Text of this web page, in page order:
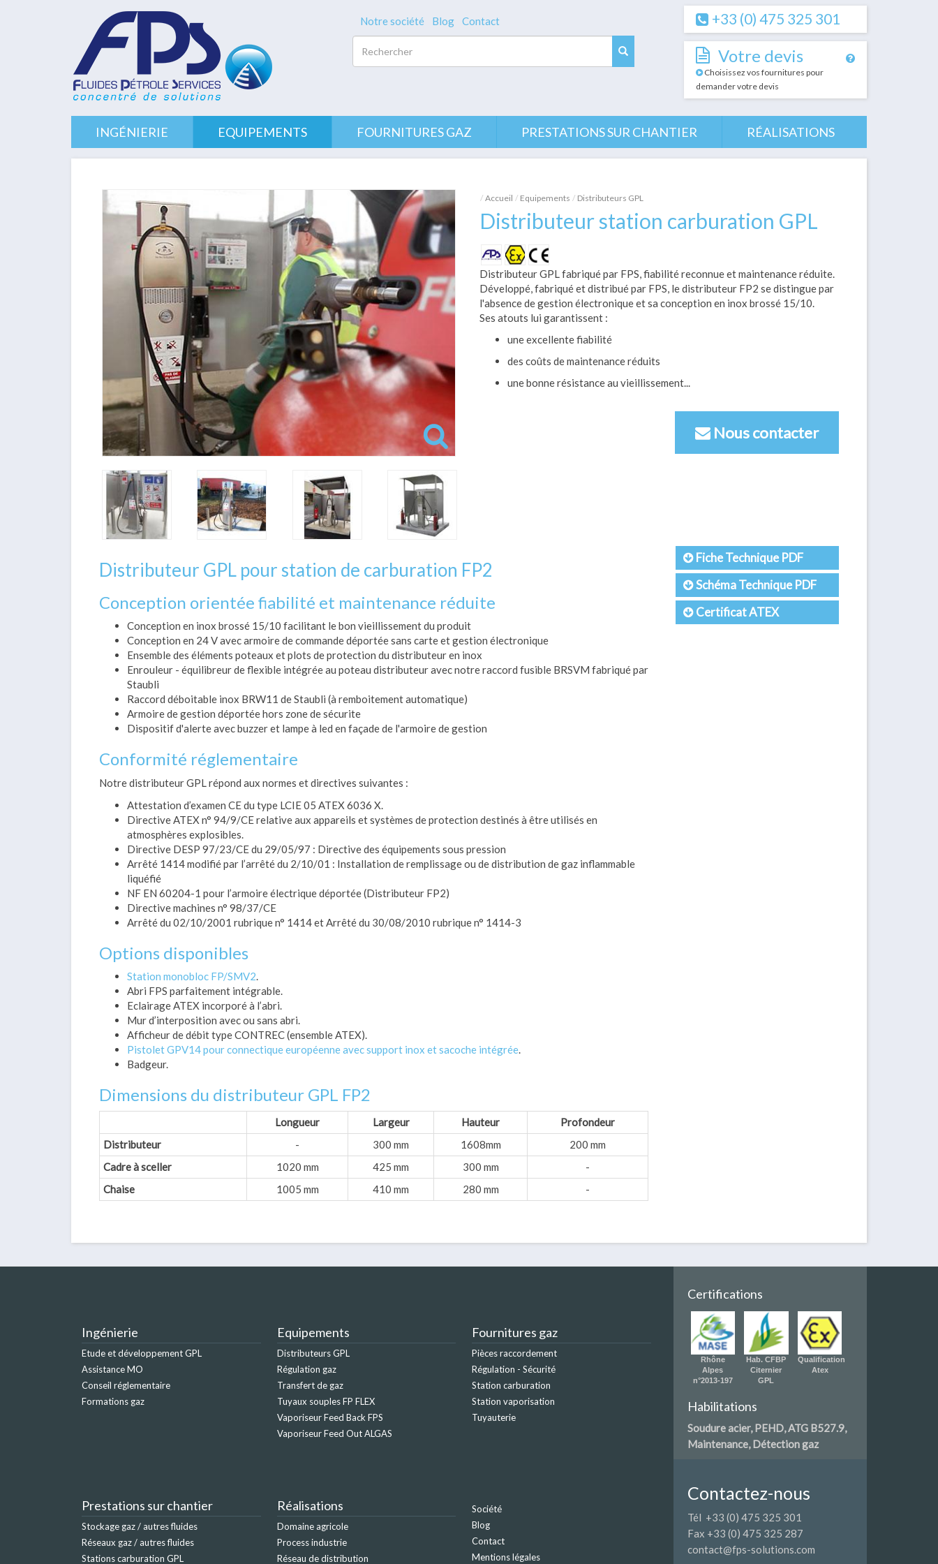
Notre société Blog Contact
Rechercher
+33 (0) 475 325 301
Votre devis
Choisissez vos fournitures pour
demander votre devis
INGÉNIERIE EQUIPEMENTS FOURNITURES GAZ PRESTATIONS SUR CHANTIER RÉALISATIONS
Accueil Equipements Distributeurs GPL
Distributeur station carburation GPL
Distributeur GPL fabriqué par FPS, fiabilité reconnue et maintenance réduite.
Développé, fabriqué et distribué par FPS, le distributeur FP2 se distingue par
l'absence de gestion électronique et sa conception en inox brossé 15/10.
Ses atouts lui garantissent :
une excellente fiabilité
des coûts de maintenance réduits
une bonne résistance au vieillissement...
Nous contacter
Distributeur GPL pour station de carburation FP2
Conception orientée fiabilité et maintenance réduite
Conception en inox brossé 15/10 facilitant le bon vieillissement du produit
Conception en 24 V avec armoire de commande déportée sans carte et gestion électronique
Ensemble des éléments poteaux et plots de protection du distributeur en inox
Enrouleur - équilibreur de flexible intégrée au poteau distributeur avec notre raccord fusible BRSVM fabriqué par
Staubli
Raccord déboitable inox BRW11 de Staubli (à remboitement automatique)
Armoire de gestion déportée hors zone de sécurite
Dispositif d'alerte avec buzzer et lampe à led en façade de l'armoire de gestion
Conformité réglementaire
Notre distributeur GPL répond aux normes et directives suivantes :
Attestation d’examen CE du type LCIE 05 ATEX 6036 X.
Directive ATEX n° 94/9/CE relative aux appareils et systèmes de protection destinés à être utilisés en
atmosphères explosibles.
Directive DESP 97/23/CE du 29/05/97 : Directive des équipements sous pression
Arrêté 1414 modifié par l’arrêté du 2/10/01 : Installation de remplissage ou de distribution de gaz inflammable
liquéfié
NF EN 60204-1 pour l’armoire électrique déportée (Distributeur FP2)
Directive machines n° 98/37/CE
Arrêté du 02/10/2001 rubrique n° 1414 et Arrêté du 30/08/2010 rubrique n° 1414-3
Options disponibles
Station monobloc FP/SMV2.
Abri FPS parfaitement intégrable.
Eclairage ATEX incorporé à l’abri.
Mur d’interposition avec ou sans abri.
Afficheur de débit type CONTREC (ensemble ATEX).
Pistolet GPV14 pour connectique européenne avec support inox et sacoche intégrée.
Badgeur.
Dimensions du distributeur GPL FP2
Longueur Largeur Hauteur
Profondeur
Distributeur
- 300 mm 1608mm
200 mm
Cadre à sceller
1020 mm 425 mm 300 mm
-
Chaise
1005 mm 410 mm 280 mm -
Fiche Technique PDF
Schéma Technique PDF
Certificat ATEX
Ingénierie
Etude et développement GPL
Assistance MO
Conseil réglementaire
Formations gaz
Equipements
Distributeurs GPL
Régulation gaz
Transfert de gaz
Tuyaux souples FP FLEX
Vaporiseur Feed Back FPS
Vaporiseur Feed Out ALGAS
Fournitures gaz
Pièces raccordement
Régulation - Sécurité
Station carburation
Station vaporisation
Tuyauterie
Prestations sur chantier
Stockage gaz / autres fluides
Réseaux gaz / autres fluides
Stations carburation GPL
Réalisations
Domaine agricole
Process industrie
Réseau de distribution
Société
Blog
Contact
Mentions légales
Certifications
Rhône
Alpes
n°2013-197
Hab. CFBP
Citernier
GPL
Qualification
Atex
Habilitations
Soudure acier, PEHD, ATG B527.9,
Maintenance, Détection gaz
Contactez-nous
Tél +33 (0) 475 325 301
Fax +33 (0) 475 325 287
contact@fps-solutions.com